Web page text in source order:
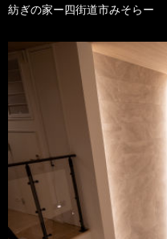
紡ぎの家ー四街道市みそらー